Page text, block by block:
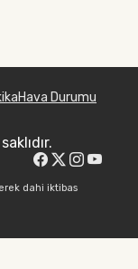
Hava Durumu
dahi iktibas